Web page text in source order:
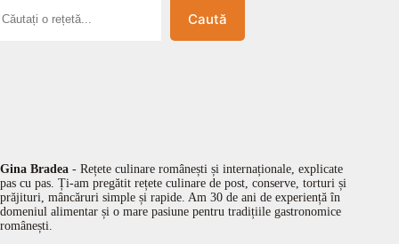
Caută
Gina Bradea - Rețete culinare românești și internaționale, explicate
pas cu pas. Ți-am pregătit rețete culinare de post, conserve, torturi și
prăjituri, mâncăruri simple și rapide. Am 30 de ani de experiență în
domeniul alimentar și o mare pasiune pentru tradițiile gastronomice
românești.